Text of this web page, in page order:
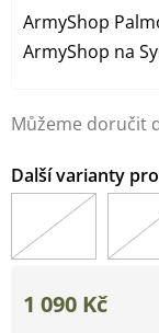
Můžeme doručit
1 090 Kč
ArmyShop
ArmyShop na